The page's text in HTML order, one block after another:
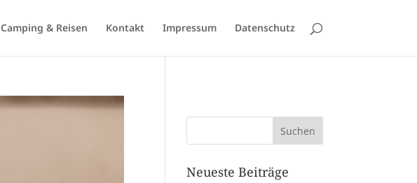
Camping & Reisen Kontakt Impressum Datenschutz
Neueste Beiträge